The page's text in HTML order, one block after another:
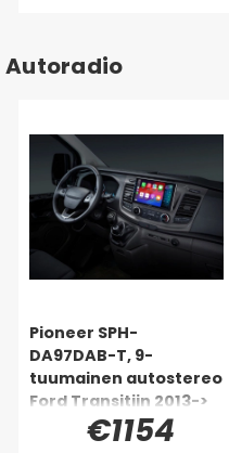
Autoradio
Pioneer SPH-
DA97DAB-T, 9-
tuumainen autostereo
Ford Transitiin 2013->
€1154